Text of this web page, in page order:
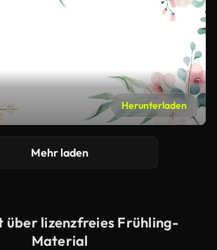
Herunterladen
Mehr laden
über lizenzfreies Frühling-
Material